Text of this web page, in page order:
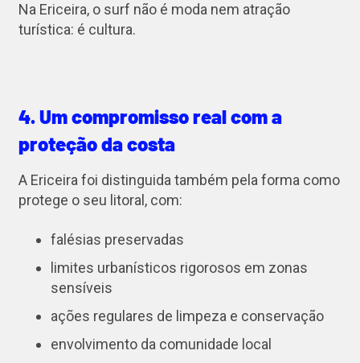
Na Ericeira, o surf não é moda nem atração
turística: é cultura.
4. Um compromisso real com a
proteção da costa
A Ericeira foi distinguida também pela forma como
protege o seu litoral, com:
falésias preservadas
limites urbanísticos rigorosos em zonas
sensíveis
ações regulares de limpeza e conservação
envolvimento da comunidade local